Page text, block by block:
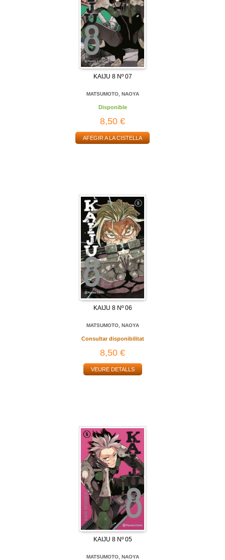
KAIJU 8 Nº 07
MATSUMOTO, NAOYA
Disponible
8,50 €
AFEGIR A LA CISTELLA
KAIJU 8 Nº 06
MATSUMOTO, NAOYA
Consultar disponibilitat
8,50 €
VEURE DETALLS
KAIJU 8 Nº 05
MATSUMOTO, NAOYA